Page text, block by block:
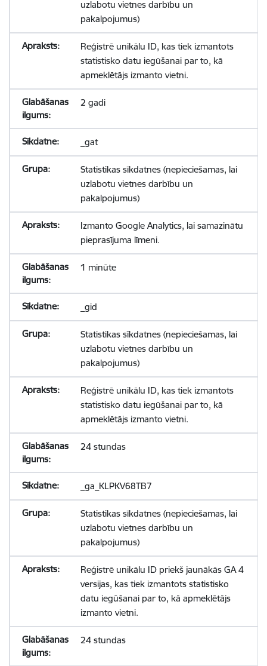
uzlabotu vietnes darbību un
pakalpojumus)
Reģistrē unikālu ID, kas tiek izmantots
statistisko datu iegūšanai par to, kā
apmeklētājs izmanto vietni.
2 gadi
_gat
Statistikas sīkdatnes (nepieciešamas, lai
uzlabotu vietnes darbību un
pakalpojumus)
Izmanto Google Analytics, lai samazinātu
pieprasījuma līmeni.
1 minūte
_gid
Statistikas sīkdatnes (nepieciešamas, lai
uzlabotu vietnes darbību un
pakalpojumus)
Reģistrē unikālu ID, kas tiek izmantots
statistisko datu iegūšanai par to, kā
apmeklētājs izmanto vietni.
24 stundas
_ga_KLPKV68TB7
Statistikas sīkdatnes (nepieciešamas, lai
uzlabotu vietnes darbību un
pakalpojumus)
Reģistrē unikālu ID priekš jaunākās GA 4
versijas, kas tiek izmantots statistisko
datu iegūšanai par to, kā apmeklētājs
izmanto vietni.
24 stundas